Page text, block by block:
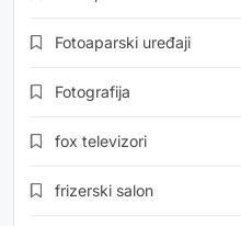
Fotoaparski uređaji
Fotografija
fox televizori
frizerski salon